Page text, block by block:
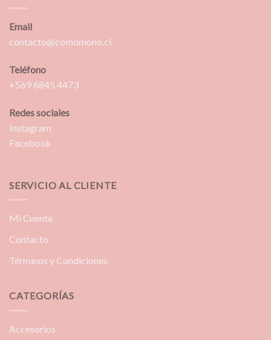
Email
contacto@comomono.cl
Teléfono
+569 6845 4473
Redes sociales
Instagram
Facebook
SERVICIO AL CLIENTE
Mi Cuenta
Contacto
Términos y Condiciones
CATEGORÍAS
Accesorios